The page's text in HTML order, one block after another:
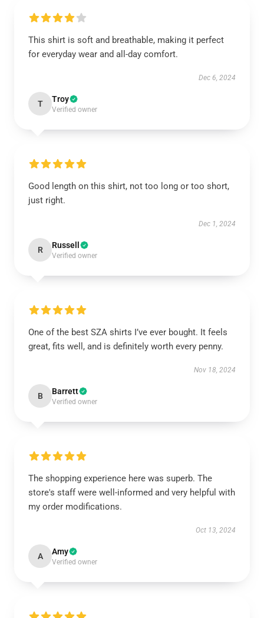
This shirt is soft and breathable, making it perfect
for everyday wear and all-day comfort.
Dec 6, 2024
T Troy
Verified owner
Good length on this shirt, not too long or too short,
just right.
Dec 1, 2024
R Russell
Verified owner
One of the best SZA shirts I’ve ever bought. It feels
great, fits well, and is definitely worth every penny.
Nov 18, 2024
B Barrett
Verified owner
The shopping experience here was superb. The
store's staff were well-informed and very helpful with
my order modifications.
Oct 13, 2024
A Amy
Verified owner